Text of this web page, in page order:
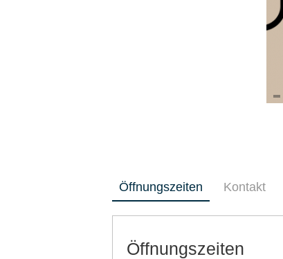
Öffnungszeiten Kontakt
Öffnungszeiten